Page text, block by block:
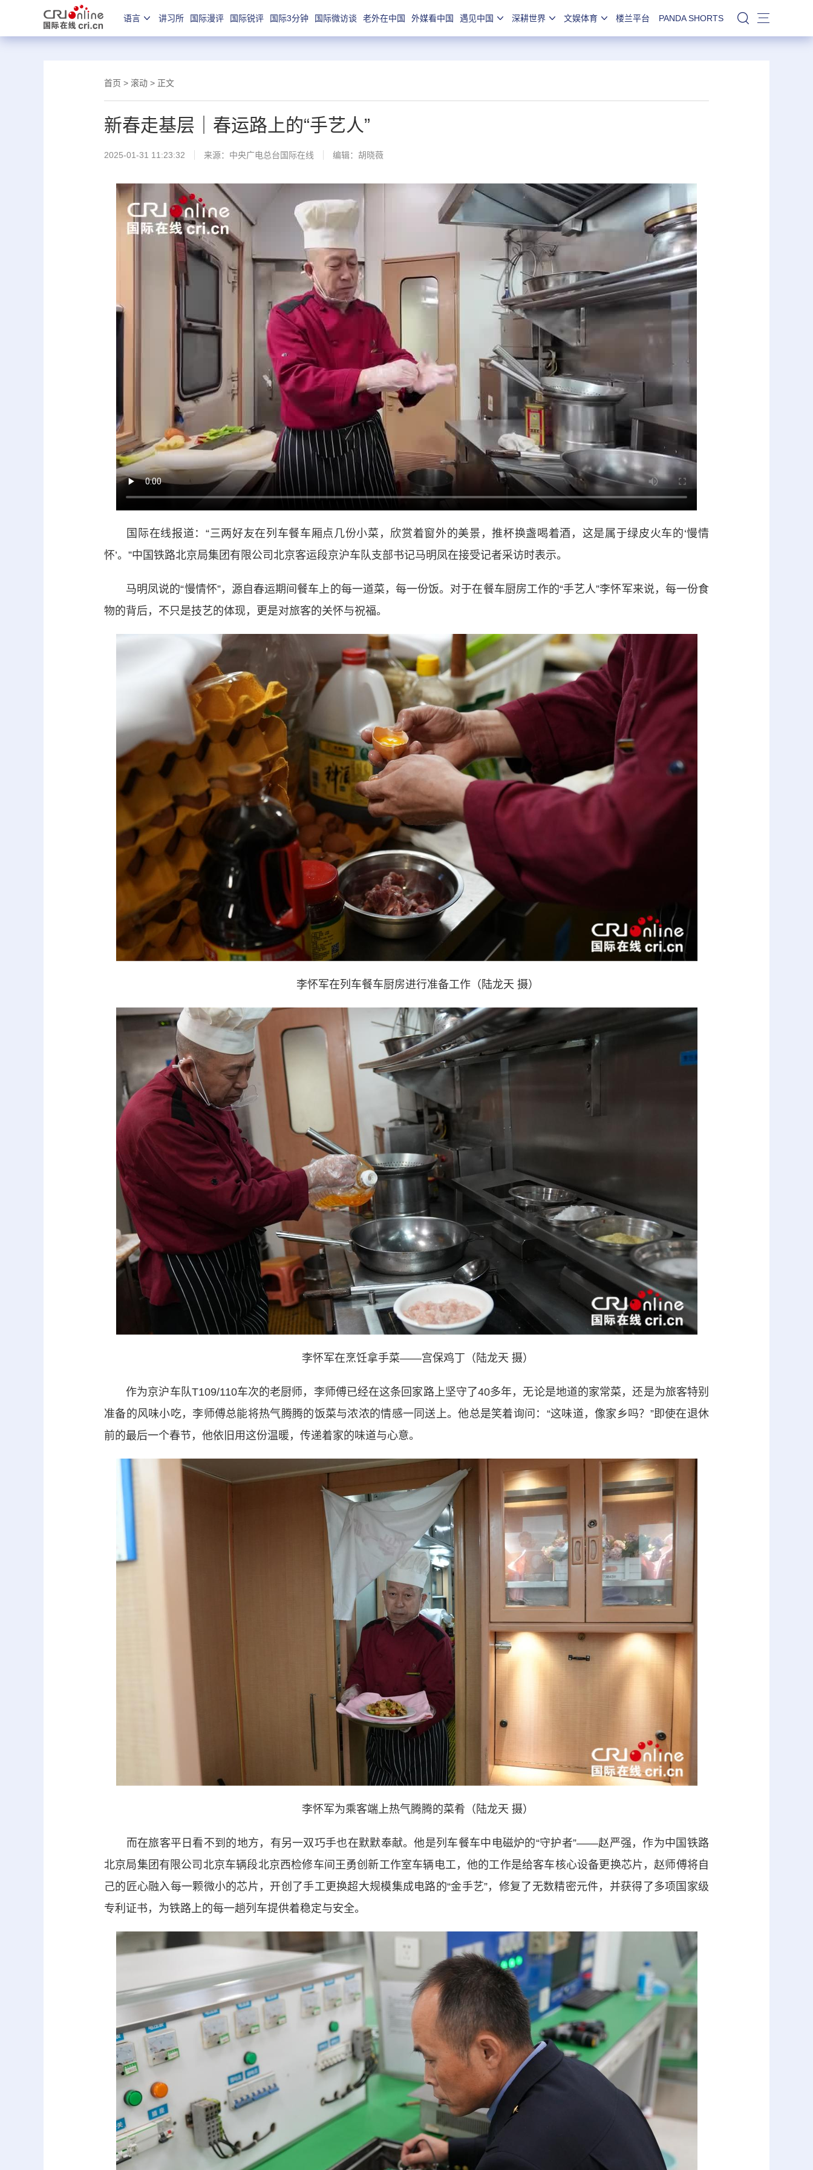
语言 讲习所 国际漫评 国际锐评 国际3分钟 国际微访谈 老外在中国 外媒看中国 遇见中国 深耕世界 文娱体育 楼兰平台 PANDA SHORTS 站内搜索
首页 > 滚动 > 正文
新春走基层｜春运路上的“手艺人”
2025-01-31 11:23:32 来源：中央广电总台国际在线 编辑：胡晓薇
国际在线报道：“三两好友在列车餐车厢点几份小菜，欣赏着窗外的美景，推杯换盏喝着酒，这是属于绿皮火车的‘慢情
怀’。”中国铁路北京局集团有限公司北京客运段京沪车队支部书记马明凤在接受记者采访时表示。
马明凤说的“慢情怀”，源自春运期间餐车上的每一道菜，每一份饭。对于在餐车厨房工作的“手艺人”李怀军来说，每一份食
物的背后，不只是技艺的体现，更是对旅客的关怀与祝福。
李怀军在列车餐车厨房进行准备工作（陆龙天 摄）
李怀军在烹饪拿手菜——宫保鸡丁（陆龙天 摄）
作为京沪车队T109/110车次的老厨师，李师傅已经在这条回家路上坚守了40多年，无论是地道的家常菜，还是为旅客特别
准备的风味小吃，李师傅总能将热气腾腾的饭菜与浓浓的情感一同送上。他总是笑着询问：“这味道，像家乡吗？”即使在退休
前的最后一个春节，他依旧用这份温暖，传递着家的味道与心意。
李怀军为乘客端上热气腾腾的菜肴（陆龙天 摄）
而在旅客平日看不到的地方，有另一双巧手也在默默奉献。他是列车餐车中电磁炉的“守护者”——赵严强，作为中国铁路
北京局集团有限公司北京车辆段北京西检修车间王勇创新工作室车辆电工，他的工作是给客车核心设备更换芯片，赵师傅将自
己的匠心融入每一颗微小的芯片，开创了手工更换超大规模集成电路的“金手艺”，修复了无数精密元件，并获得了多项国家级
专利证书，为铁路上的每一趟列车提供着稳定与安全。